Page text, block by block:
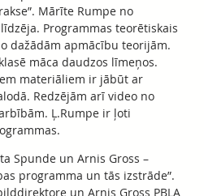
Mārīte Rumpe no
Programmas teorētiskais
dažādām apmācību teorijām.
māca daudzos līmeņos.
materiāliem ir jābūt ar
Redzējām arī video no
Ļ.Rumpe ir ļoti
Spunde un Arnis Gross –
programma un tās izstrāde”.
un Arnis Gross PBLA